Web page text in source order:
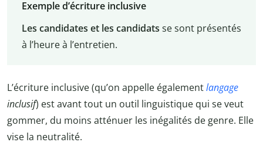
Exemple d’écriture inclusive
Les candidates et les candidats se sont présentés
à l’heure à l’entretien.
L’écriture inclusive (qu’on appelle égalementlangage
inclusif) est avant tout un outil linguistique qui se veut
gommer, du moins atténuer les inégalités de genre. Elle
vise la neutralité.